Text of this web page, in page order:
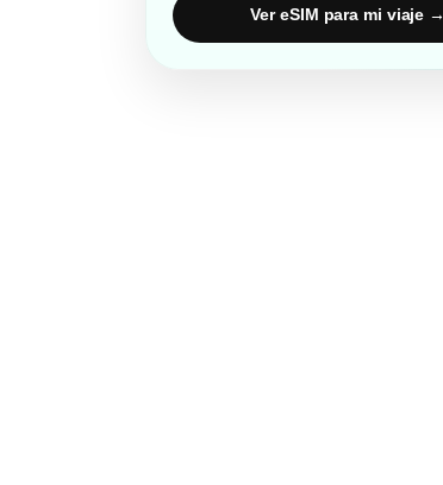
Ver eSIM para mi viaje →